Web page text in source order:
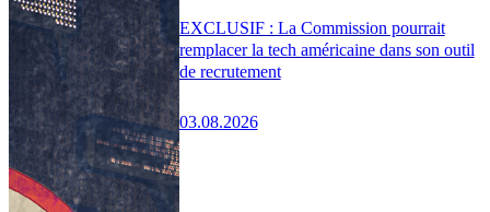
EXCLUSIF : La Commission pourrait
remplacer la tech américaine dans son outil
de recrutement
03.08.2026